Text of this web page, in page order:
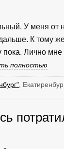
У меня от
К тому
пока. Лично
полностью
,